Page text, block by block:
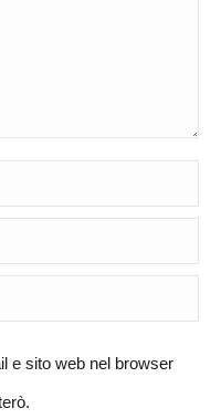
e sito web nel browser